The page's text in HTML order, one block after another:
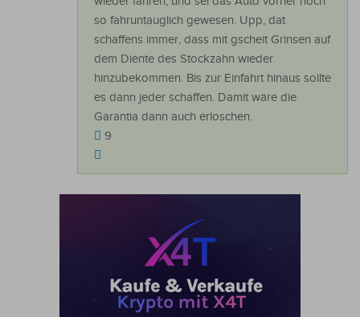
so fahruntauglich gewesen. Upp, dat
schaffens immer, dass mit gscheit Grinsen auf
dem Diente des Stockzahn wieder
hinzubekommen. Bis zur Einfahrt hinaus sollte
es dann jeder schaffen. Damit wäre die
Garantia dann auch erloschen.
9